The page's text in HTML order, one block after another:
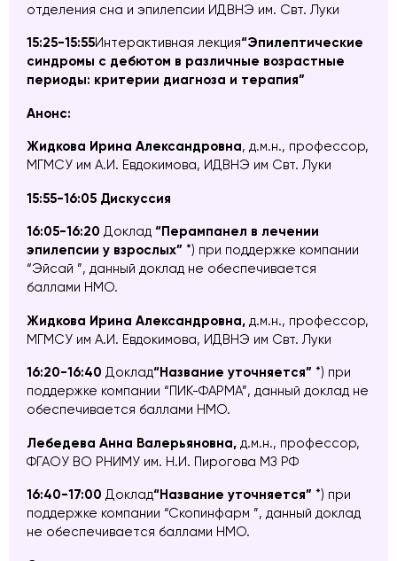
отделения сна и эпилепсии ИДВНЭ им. Свт. Луки
15:25-15:55Интерактивная лекция“Эпилептические
синдромы с дебютом в различные возрастные
периоды: критерии диагноза и терапия”
Анонс:
Жидкова Ирина Александровна, д.м.н., профессор,
МГМСУ им А.И. Евдокимова, ИДВНЭ им Свт. Луки
15:55-16:05 Дискуссия
16:05-16:20 Доклад “Перампанел в лечении
эпилепсии у взрослых” *) при поддержке компании
“Эйсай ”, данный доклад не обеспечивается
баллами НМО.
Жидкова Ирина Александровна, д.м.н., профессор,
МГМСУ им А.И. Евдокимова, ИДВНЭ им Свт. Луки
16:20-16:40 Доклад“Название уточняется” *) при
поддержке компании “ПИК-ФАРМА”, данный доклад не
обеспечивается баллами НМО.
Лебедева Анна Валерьяновна, д.м.н., профессор,
ФГАОУ ВО РНИМУ им. Н.И. Пирогова МЗ РФ
16:40-17:00 Доклад“Название уточняется” *) при
поддержке компании “Скопинфарм ”, данный доклад
не обеспечивается баллами НМО.